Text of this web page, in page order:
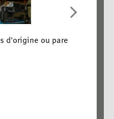
d'origine ou pare